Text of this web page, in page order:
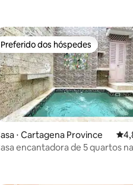
média de 5, 181
Preferido dos hóspedes
Preferido dos hóspedes
⋅ Cartagena Province
encantadora de 5 quartos na